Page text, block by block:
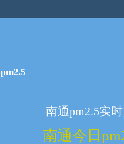
pm2.5
南通pm2.5实
南通今日